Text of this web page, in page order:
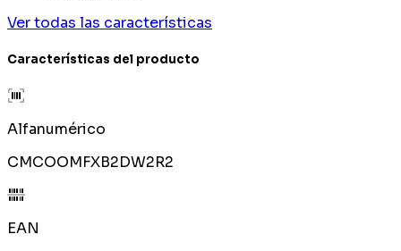
Ver todas las características
Características del producto
Alfanumérico
CMCOOMFXB2DW2R2
EAN